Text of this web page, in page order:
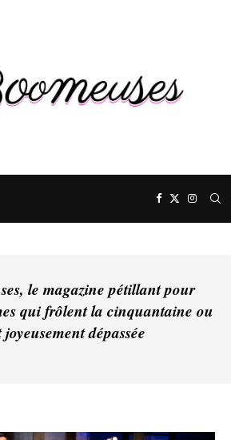
le magazine pétillant pour
qui frôlent la cinquantaine ou
dépassée